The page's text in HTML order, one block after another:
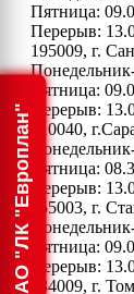
Пятница:
Перерыв:
195009, г.
Пятница:
Перерыв:
410040,
Пятница:
Перерыв:
355003, г.
Пятница:
Перерыв:
634009, г.